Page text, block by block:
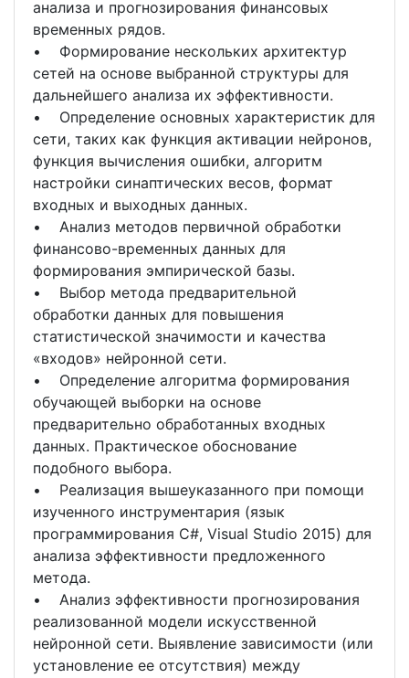
анализа и прогнозирования финансовых
временных рядов.
• Формирование нескольких архитектур
сетей на основе выбранной структуры для
дальнейшего анализа их эффективности.
• Определение основных характеристик для
сети, таких как функция активации нейронов,
функция вычисления ошибки, алгоритм
настройки синаптических весов, формат
входных и выходных данных.
• Анализ методов первичной обработки
финансово-временных данных для
формирования эмпирической базы.
• Выбор метода предварительной
обработки данных для повышения
статистической значимости и качества
«входов» нейронной сети.
• Определение алгоритма формирования
обучающей выборки на основе
предварительно обработанных входных
данных. Практическое обоснование
подобного выбора.
• Реализация вышеуказанного при помощи
изученного инструментария (язык
программирования C#, Visual Studio 2015) для
анализа эффективности предложенного
метода.
• Анализ эффективности прогнозирования
реализованной модели искусственной
нейронной сети. Выявление зависимости (или
установление ее отсутствия) между